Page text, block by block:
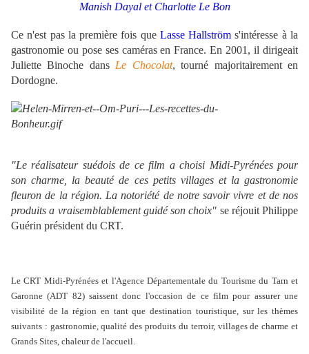
Manish Dayal et Charlotte Le Bon
Ce n'est pas la première fois que Lasse Hallström s'intéresse à la
gastronomie ou pose ses caméras en France. En 2001, il dirigeait
Juliette Binoche dans Le Chocolat, tourné majoritairement en
Dordogne.
"Le réalisateur suédois de ce film a choisi Midi-Pyrénées pour
son charme, la beauté de ces petits villages et la gastronomie
fleuron de la région. La notoriété de notre savoir vivre et de nos
produits a vraisemblablement guidé son choix" se réjouit Philippe
Guérin président du CRT.
Le CRT Midi-Pyrénées et l'Agence Départementale du Tourisme du Tarn et
Garonne (ADT 82) saissent donc l'occasion de ce film pour assurer une
visibilité de la région en tant que destination touristique, sur les thèmes
suivants : gastronomie, qualité des produits du terroir, villages de charme et
Grands Sites, chaleur de l'accueil.